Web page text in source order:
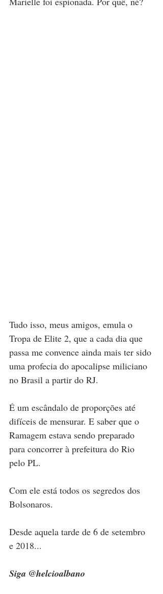
Tudo isso, meus amigos, emula o
Tropa de Elite 2, que a cada dia que
passa me convence ainda mais ter sido
uma profecia do apocalipse miliciano
no Brasil a partir do RJ.
É um escândalo de proporções até
difíceis de mensurar. E saber que o
Ramagem estava sendo preparado
para concorrer à prefeitura do Rio
pelo PL.
Com ele está todos os segredos dos
Bolsonaros.
Desde aquela tarde de 6 de setembro
e 2018...
Siga @helcioalbano